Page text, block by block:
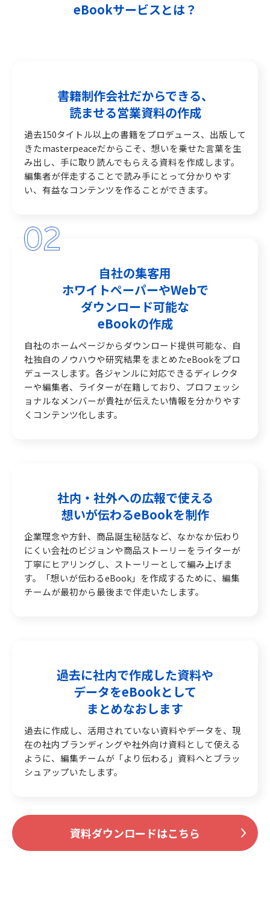
eBookサービスとは？
書籍制作会社だからできる、
読ませる営業資料の作成
過去150タイトル以上の書籍をプロデュース、出版して
きたmasterpeaceだからこそ、想いを乗せた言葉を生
み出し、手に取り読んでもらえる資料を作成します。
編集者が伴走することで読み手にとって分かりやす
い、有益なコンテンツを作ることができます。
自社の集客用
ホワイトペーパーやWebで
ダウンロード可能な
eBookの作成
自社のホームページからダウンロード提供可能な、自
社独自のノウハウや研究結果をまとめたeBookをプロ
デュースします。各ジャンルに対応できるディレクタ
ーや編集者、ライターが在籍しており、プロフェッシ
ョナルなメンバーが貴社が伝えたい情報を分かりやす
くコンテンツ化します。
社内・社外への広報で使える
想いが伝わるeBookを制作
企業理念や方針、商品誕生秘話など、なかなか伝わり
にくい会社のビジョンや商品ストーリーをライターが
丁寧にヒアリングし、ストーリーとして編み上げま
す。「想いが伝わるeBook」を作成するために、編集
チームが最初から最後まで伴走いたします。
過去に社内で作成した資料や
データをeBookとして
まとめなおします
過去に作成し、活用されていない資料やデータを、現
在の社内ブランディングや社外向け資料として使える
ように、編集チームが「より伝わる」資料へとブラッ
シュアップいたします。
資料ダウンロードはこちら